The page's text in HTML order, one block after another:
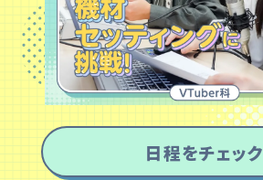
日程をチェック